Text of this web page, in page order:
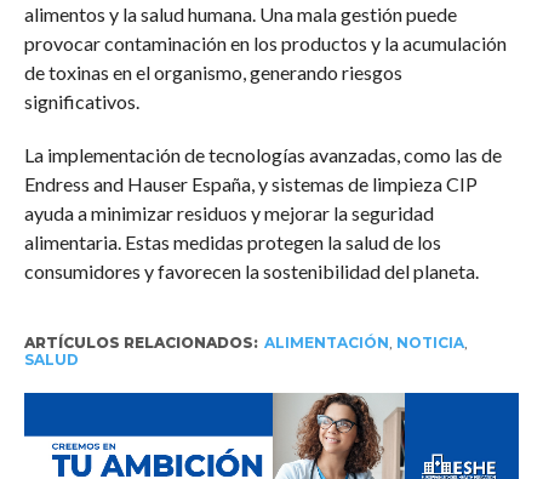
alimentos y la salud humana. Una mala gestión puede
provocar contaminación en los productos y la acumulación
de toxinas en el organismo, generando riesgos
significativos.
La implementación de tecnologías avanzadas, como las de
Endress and Hauser España, y sistemas de limpieza CIP
ayuda a minimizar residuos y mejorar la seguridad
alimentaria. Estas medidas protegen la salud de los
consumidores y favorecen la sostenibilidad del planeta.
ARTÍCULOS RELACIONADOS: ALIMENTACIÓN NOTICIA,
SALUD